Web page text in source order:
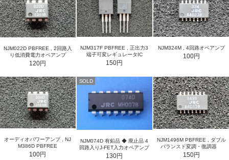
NJM022D PBFREE , 2回路入
り低消費電力オペアンプ
120円
NJM317F PBFREE , 正出力3
端子可変レギュレータIC
150円
NJM324M , 4回路オペアンプ
100円
オーディオパワーアンプ , NJ
M386D PBFREE
100円
SOLD
NJM074D 有鉛品 ◆ 廃止品 4
回路入りJ-FET入力オペアンプ
130円
NJM1496M PBFREE , ダブル
バランスド変調・復調器
150円